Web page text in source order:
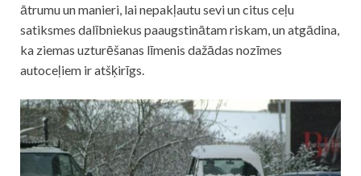
ātrumu un manieri, lai nepakļautu sevi un citus ceļu
satiksmes dalībniekus paaugstinātam riskam, un atgādina,
ka ziemas uzturēšanas līmenis dažādas nozīmes
autoceļiem ir atšķirīgs.